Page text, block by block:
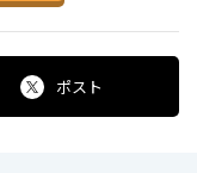
ポスト